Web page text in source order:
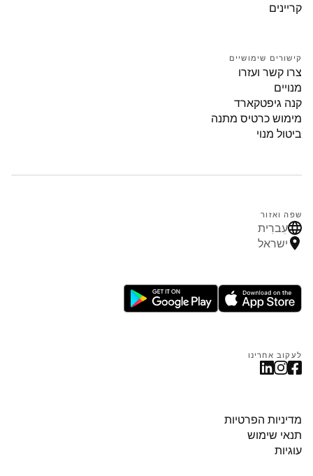
קריינים
קישורים שימושיים
צרו קשר ועזרו
מנויים
קנה גיפטקארד
מימוש כרטיס מתנה
ביטול מנוי
שפה ואזור
עִברִית
ישראל
לעקוב אחרינו
מדיניות הפרטיות
תנאי שימוש
עוגיות